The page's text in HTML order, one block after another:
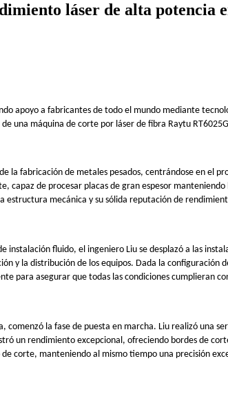
láser de alta potencia
apoyo a fabricantes de todo el mundo mediante
una máquina de corte por láser de fibra Raytu
la fabricación de metales pesados, centrándose en el
capaz de procesar placas de gran espesor
estructura mecánica y su sólida reputación de
instalación fluido, el ingeniero Liu se desplazó a las
y la distribución de los equipos. Dada la
para asegurar que todas las condiciones cumplieran
comenzó la fase de puesta en marcha. Liu realizó una
un rendimiento excepcional, ofreciendo bordes de
corte, manteniendo al mismo tiempo una precisión